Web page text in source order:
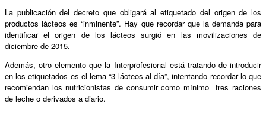
La publicación del decreto que obligará al etiquetado del origen de los
productos lácteos es “inminente”. Hay que recordar que la demanda para
identificar el origen de los lácteos surgió en las movilizaciones de
diciembre de 2015.
Además, otro elemento que la Interprofesional está tratando de introducir
en los etiquetados es el lema “3 lácteos al día”, intentando recordar lo que
recomiendan los nutricionistas de consumir como mínimo tres raciones
de leche o derivados a diario.